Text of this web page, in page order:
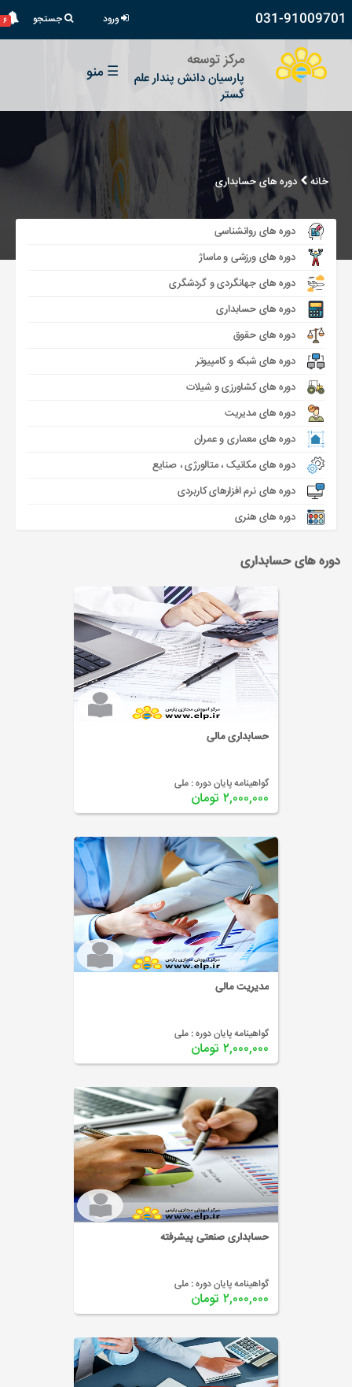
031-91009701 ورود جستجو ۶
مرکز توسعه
پارسیان دانش پندار علم
گستر
☰ منو
خانه دوره های حسابداری
دوره های روانشناسی
دوره های ورزشی و ماساژ
دوره های جهانگردی و گردشگری
دوره های حسابداری
دوره های حقوق
دوره های شبکه و کامپیوتر
دوره های کشاورزی و شیلات
دوره های مدیریت
دوره های معماری و عمران
دوره های مکانیک ، متالورژی ، صنایع
دوره های نرم افزارهای کاربردی
دوره های هنری
دوره های حسابداری
حسابداری مالی
گواهینامه پایان دوره : ملی
۲,۰۰۰,۰۰۰ تومان
مدیریت مالی
گواهینامه پایان دوره : ملی
۲,۰۰۰,۰۰۰ تومان
حسابداری صنعتی پیشرفته
گواهینامه پایان دوره : ملی
۲,۰۰۰,۰۰۰ تومان